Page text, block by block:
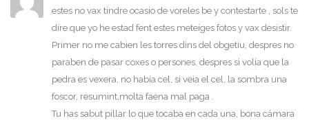
estes no vax tindre ocasio de voreles be y contestarte , sols te
dire que yo he estad fent estes meteiges fotos y vax desistir.
Primer no me cabien les torres dins del obgetiu, despres no
paraben de pasar coxes o persones, despres si volía que la
pedra es vexera, no había cel, si veia el cel, la sombra una
foscor, resumint,molta faena mal paga .
Tu has sabut pillar lo que tocaba en cada una, bona cámara